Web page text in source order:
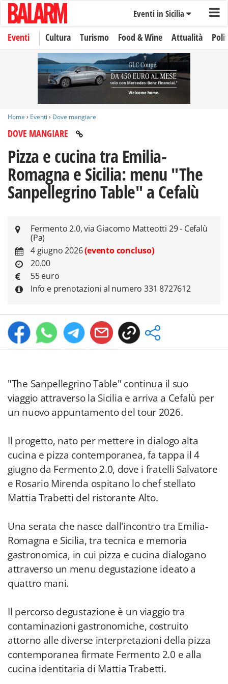
Eventi in Sicilia
Eventi Cultura Turismo Food & Wine Attualità
Home › Eventi › Dove mangiare
DOVE MANGIARE
Pizza e cucina tra Emilia-
Romagna e Sicilia: menu "The
Sanpellegrino Table" a Cefalù
Fermento 2.0, via Giacomo Matteotti 29 - Cefalù
(Pa)
4 giugno 2026(evento concluso)
20.00
55 euro
Info e prenotazioni al numero 331 8727612
"The Sanpellegrino Table" continua il suo
viaggio attraverso la Sicilia e arriva a Cefalù per
un nuovo appuntamento del tour 2026.
Il progetto, nato per mettere in dialogo alta
cucina e pizza contemporanea, fa tappa il 4
giugno da Fermento 2.0, dove i fratelli Salvatore
e Rosario Mirenda ospitano lo chef stellato
Mattia Trabetti del ristorante Alto.
Una serata che nasce dall'incontro tra Emilia-
Romagna e Sicilia, tra tecnica e memoria
gastronomica, in cui pizza e cucina dialogano
attraverso un menu degustazione ideato a
quattro mani.
Il percorso degustazione è un viaggio tra
contaminazioni gastronomiche, costruito
attorno alle diverse interpretazioni della pizza
contemporanea firmate Fermento 2.0 e alla
cucina identitaria di Mattia Trabetti.